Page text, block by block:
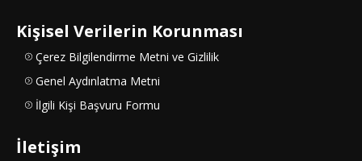
Kişisel Verilerin Korunması
Çerez Bilgilendirme Metni ve Gizlilik
Genel Aydınlatma Metni
İlgili Kişi Başvuru Formu
İletişim